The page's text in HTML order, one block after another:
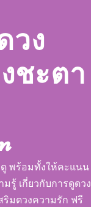
วง
ชะตา
พร้อมทั้งให้คะแนน
รู้ เกี่ยวกับการดูดวง
ริมดวงความรัก ฟรี